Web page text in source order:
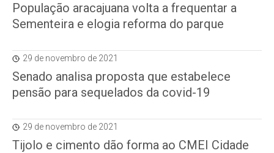
População aracajuana volta a frequentar a
Sementeira e elogia reforma do parque
29 de novembro de 2021
Senado analisa proposta que estabelece
pensão para sequelados da covid-19
29 de novembro de 2021
Tijolo e cimento dão forma ao CMEI Cidade